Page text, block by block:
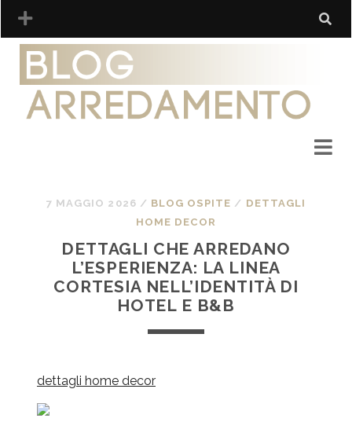
7 MAGGIO 2026 / BLOG OSPITE / DETTAGLI
HOME DECOR
DETTAGLI CHE ARREDANO
L’ESPERIENZA: LA LINEA
CORTESIA NELL’IDENTITÀ DI
HOTEL E B&B
dettagli home decor